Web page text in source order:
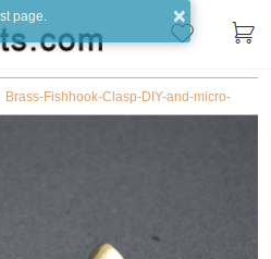
Brass-Fishhook-Clasp-DIY-and-micro-